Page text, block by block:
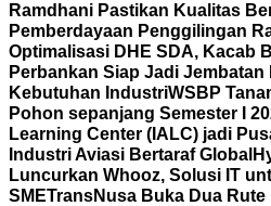
Ramdhani Pastikan Kualitas
Pemberdayaan Penggilingan
Optimalisasi DHE SDA, Kacab
Perbankan Siap Jadi
Kebutuhan IndustriWSBP
Pohon sepanjang Semester I
Learning Center (IALC) jadi
Industri Aviasi Bertaraf Global
Luncurkan Whooz, Solusi IT
SMETransNusa Buka Dua